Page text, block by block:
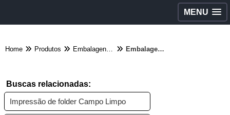
MENU
Home Produtos Embalagens diversas - Categoria Embalagem para lanche personalizada Capão Redondo
Buscas relacionadas:
Impressão de folder Campo Limpo